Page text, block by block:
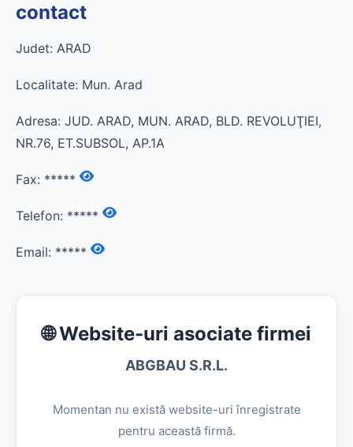
contact
Judet: ARAD
Localitate: Mun. Arad
Adresa: JUD. ARAD, MUN. ARAD, BLD. REVOLUŢIEI,
NR.76, ET.SUBSOL, AP.1A
Fax: *****
Telefon: *****
Email: *****
🌐 Website-uri asociate firmei
ABGBAU S.R.L.
Momentan nu există website-uri înregistrate
pentru această firmă.